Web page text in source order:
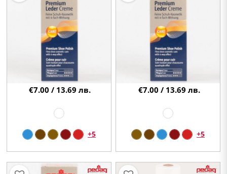
+5
€7.00 / 13.69 лв.
+5
€7.00 / 13.69 лв.